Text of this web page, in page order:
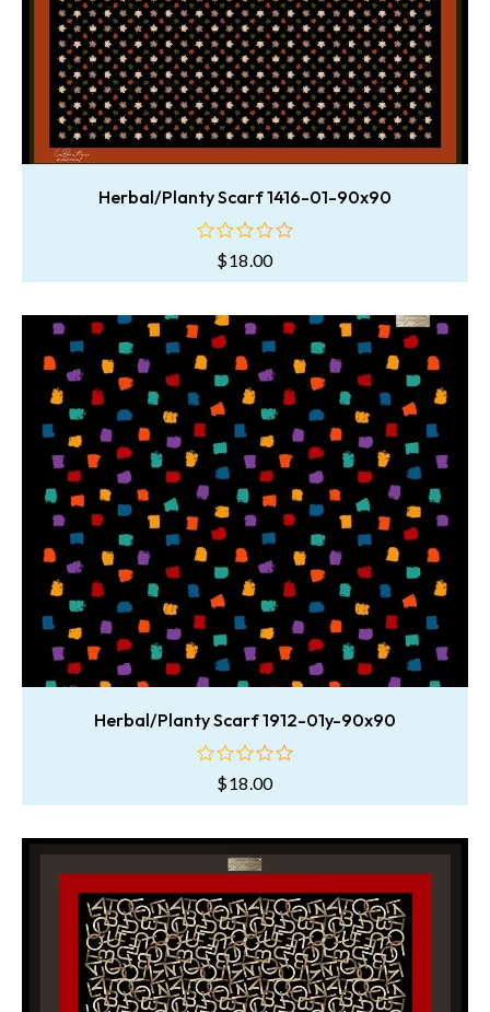
Herbal/Planty Scarf 1416-01-90x90
aldı
$18.00
Herbal/Planty Scarf 1912-01y-90x90
aldı
$18.00